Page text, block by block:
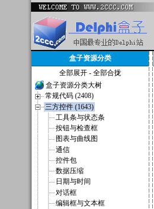
盒子资源分类
全部展开 - 全部合拢
盒子资源分类大树
常规代码 (2408)
三方控件 (1643)
工具条与状态条
按钮与检查框
图表与曲线图
通信
控件包
数据压缩
日期与时间
对话框
编辑框与文本框